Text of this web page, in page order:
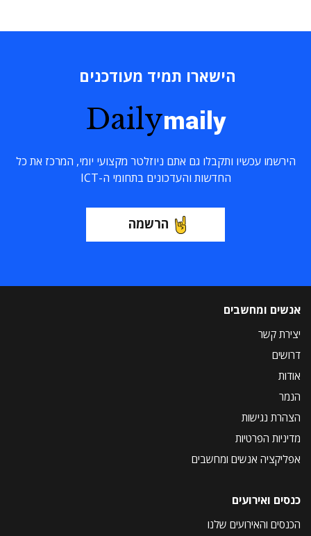
הישארו תמיד מעודכנים
Dailymaily
הירשמו עכשיו ותקבלו גם אתם ניוזלטר מקצועי יומי, המרכז את כל
החדשות והעדכונים בתחומי ה-ICT
הרשמה
אנשים ומחשבים
יצירת קשר
דרושים
אודות
הנמר
הצהרת נגישות
מדיניות הפרטיות
אפליקציה אנשים ומחשבים
כנסים ואירועים
הכנסים והאירועים שלנו